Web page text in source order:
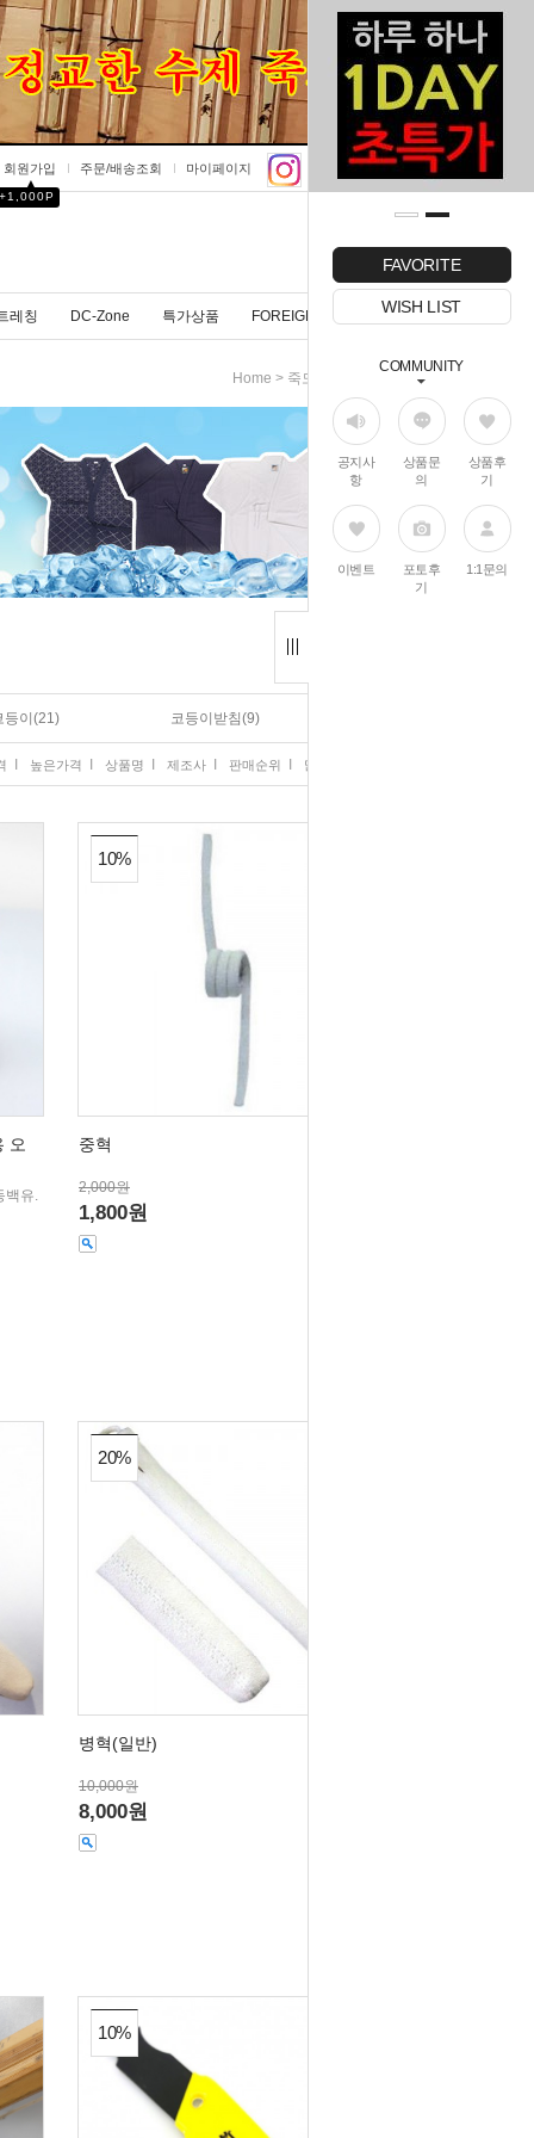
FAVORITE
WISH LIST
COMMUNITY
공지사
항
상품문
의
상품후
기
이벤트
포토후
기
1:1문의
회원가입
▲
+1,000P
주문/배송조회 마이페이지
레칭 DC-Zone 특가상품 FOREIGNER
Home > 죽도
등이(21) 코등이받침(9)
높은가격 상품명 제조사 판매순위 많이 본 상품
오
백유.
10%
중혁
2,000원
1,800원
20%
병혁(일반)
10,000원
8,000원
10%